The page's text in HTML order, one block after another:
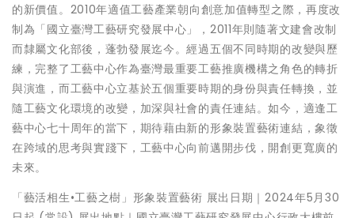
的新價值。2010年適值工藝產業朝向創意加值轉型之際，再度改
制為「國立臺灣工藝研究發展中心」，2011年則隨著文建會改制
而隸屬文化部後，蓬勃發展迄今。經過五個不同時期的改變與歷
練，完整了工藝中心作為臺灣最重要工藝推廣機構之角色的轉折
與演進，而工藝中心立基於五個重要時期的身份與責任轉換，並
隨工藝文化環境的改變，加深與社會的責任連結。如今，適逢工
藝中心七十周年的當下，期待藉由新的形象裝置藝術連結，象徵
在跨域的思考與實踐下，工藝中心向前邁開步伐，開創更寬廣的
未來。
「藝活相生•工藝之樹」形象裝置藝術 展出日期｜2024年5月30